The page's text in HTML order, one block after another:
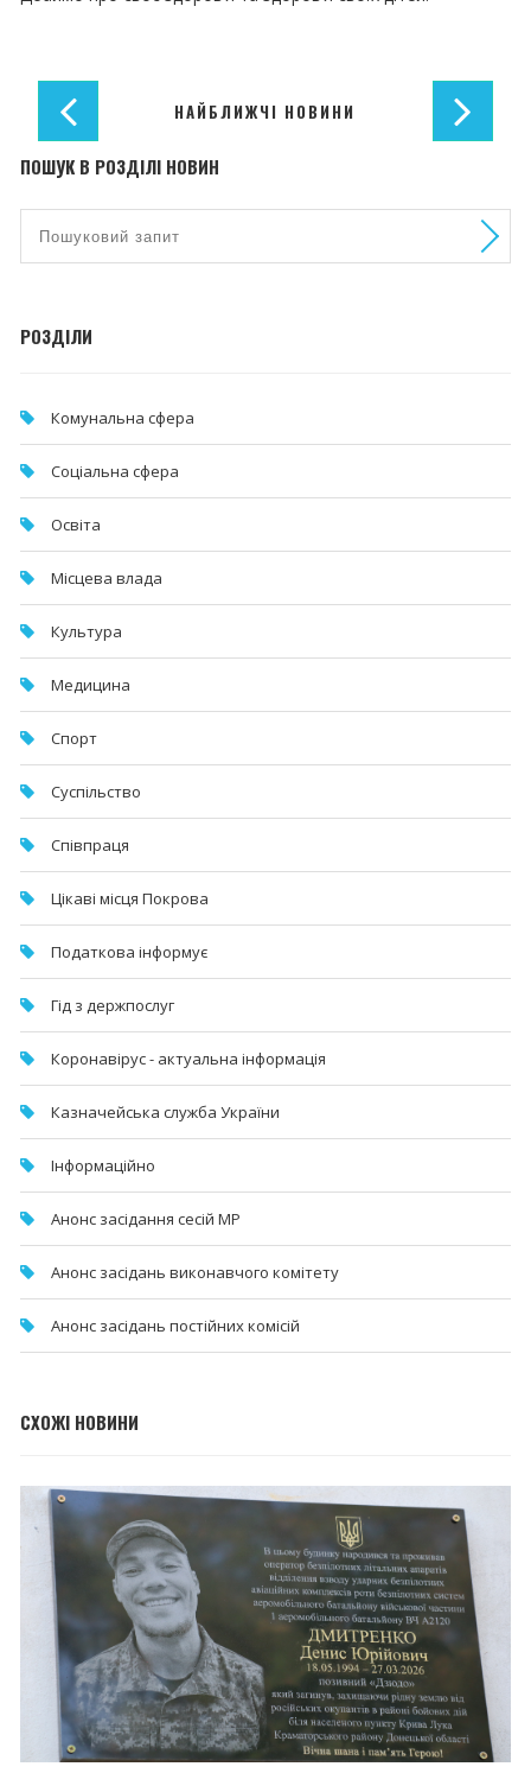
НАЙБЛИЖЧІ НОВИНИ
ПОШУК В РОЗДІЛІ НОВИН
РОЗДІЛИ
Комунальна cфера
Соціальна сфера
Освіта
Місцева влада
Культура
Медицина
Спорт
Суспільство
Співпраця
Цікаві місця Покрова
Податкова інформує
Гід з держпослуг
Коронавірус - актуальна інформація
Казначейська служба України
Інформаційно
Анонс засідання сесій МР
Анонс засідань виконавчого комітету
Анонс засідань постійних комісій
СХОЖІ НОВИНИ